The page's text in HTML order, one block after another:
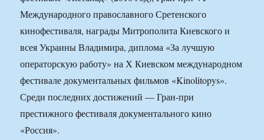
Международного православного Сретенского
кинофестиваля, награды Митрополита Киевского и
всея Украины Владимира, диплома «За лучшую
операторскую работу» на Х Киевском международном
фестивале документальных фильмов «Kinolitopys».
Среди последних достижений — Гран-при
престижного фестиваля документального кино
«Россия».